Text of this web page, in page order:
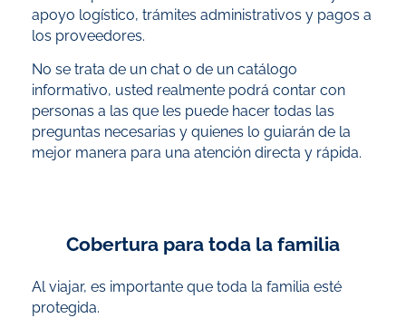
apoyo logístico, trámites administrativos y pagos a
los proveedores.
No se trata de un chat o de un catálogo
informativo, usted realmente podrá contar con
personas a las que les puede hacer todas las
preguntas necesarias y quienes lo guiarán de la
mejor manera para una atención directa y rápida.
Cobertura para toda la familia
Al viajar, es importante que toda la familia esté
protegida.